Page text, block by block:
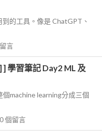
的工具。像是 ChatGPT、
言
學習筆記 Day2 ML 及
machine learning分成三個
0個留言